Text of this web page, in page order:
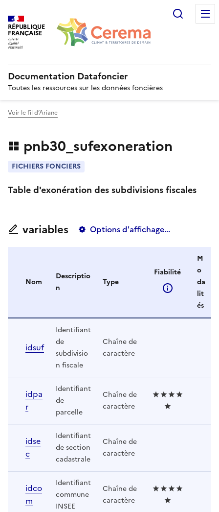
RÉPUBLIQUE
FRANÇAISE
Documentation Datafoncier
Toutes les ressources sur les données foncières
Voir le fil d’Ariane
pnb30_sufexoneration
FICHIERS FONCIERS
Table d'exonération des subdivisions fiscales
variables Options d'affichage...
Nom
Descriptio
n
Type
Fiabilité
M
o
da
lit
és
idsuf
Identifiant
de
subdivisio
n fiscale
Chaîne de
caractère
idpa
r
Identifiant
de
parcelle
Chaîne de
caractère
idse
c
Identifiant
de section
cadastrale
Chaîne de
caractère
idco
m
Identifiant
commune
INSEE
Chaîne de
caractère